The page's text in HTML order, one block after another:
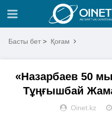
Басты бет > Қоғам
«Назарбаев 50
Тұңғышбай
Oinet.kz